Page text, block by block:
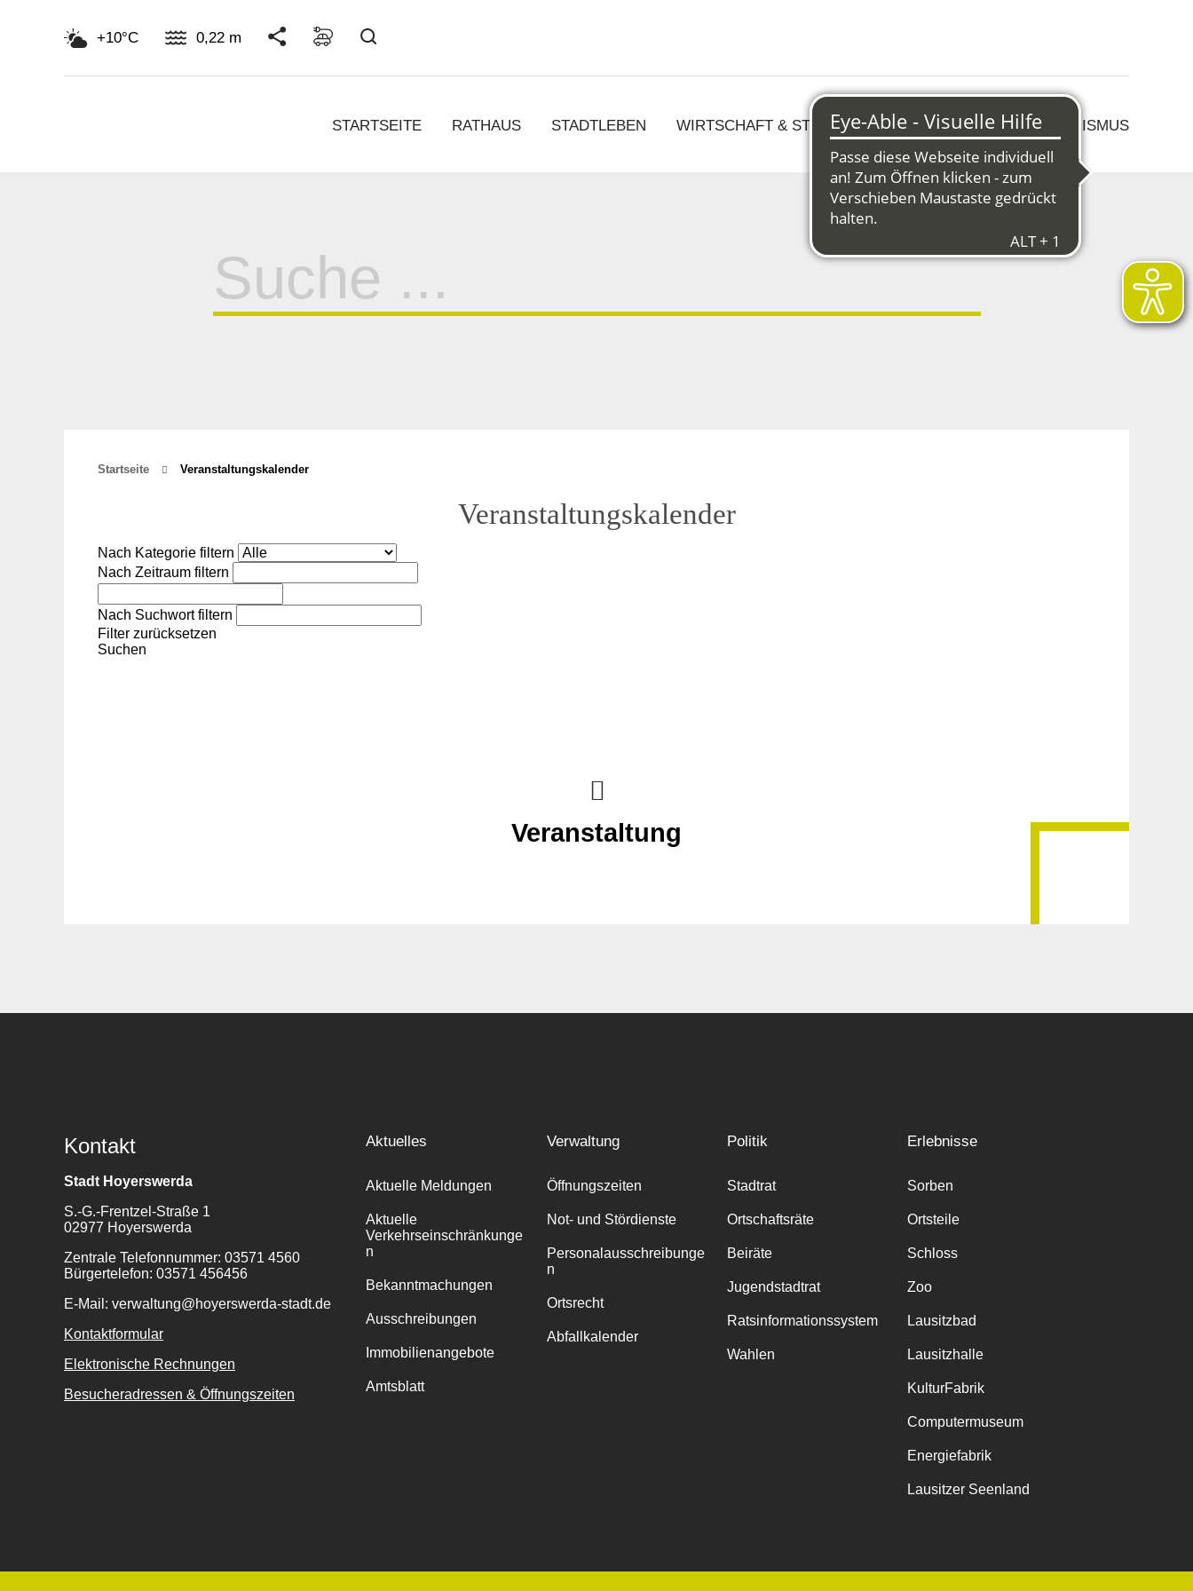
+10°C 0,22 m
STARTSEITE RATHAUS STADTLEBEN WIRTSCHAFT & STRUKTURWANDEL KULTUR & TOURISMUS
für:
Startseite Veranstaltungskalender
Veranstaltungskalender
Nach Kategorie filtern
Nach Zeitraum filtern
Nach Suchwort filtern
Filter zurücksetzen
Suchen
Veranstaltung
Kontakt
Stadt Hoyerswerda
S.-G.-Frentzel-Straße 1
02977 Hoyerswerda
Zentrale Telefonnummer: 03571 4560
Bürgertelefon: 03571 456456
E-Mail: verwaltung@hoyerswerda-stadt.de
Kontaktformular
Elektronische Rechnungen
Besucheradressen & Öffnungszeiten
Aktuelles
Aktuelle Meldungen
Aktuelle
Verkehrseinschränkunge
n
Bekanntmachungen
Ausschreibungen
Immobilienangebote
Amtsblatt
Verwaltung
Öffnungszeiten
Not- und Stördienste
Personalausschreibunge
n
Ortsrecht
Abfallkalender
Politik
Stadtrat
Ortschaftsräte
Beiräte
Jugendstadtrat
Ratsinformationssystem
Wahlen
Erlebnisse
Sorben
Ortsteile
Schloss
Zoo
Lausitzbad
Lausitzhalle
KulturFabrik
Computermuseum
Energiefabrik
Lausitzer Seenland